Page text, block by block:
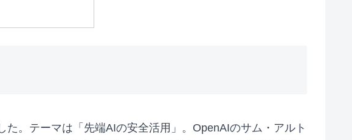
。テーマは「先端AIの安全活用」。OpenAIのサム・アルト